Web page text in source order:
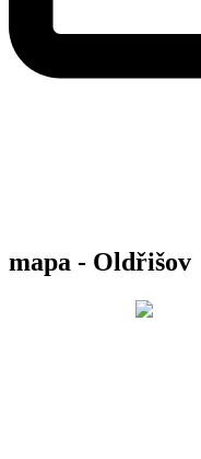
mapa - Oldřišov